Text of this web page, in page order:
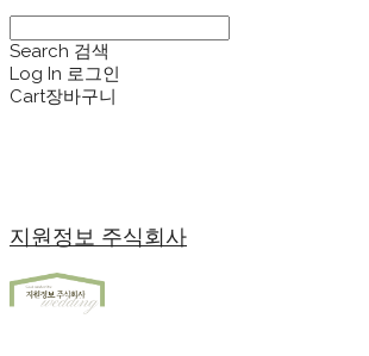
Search 검색
Log In 로그인
Cart장바구니
지원정보 주식회사